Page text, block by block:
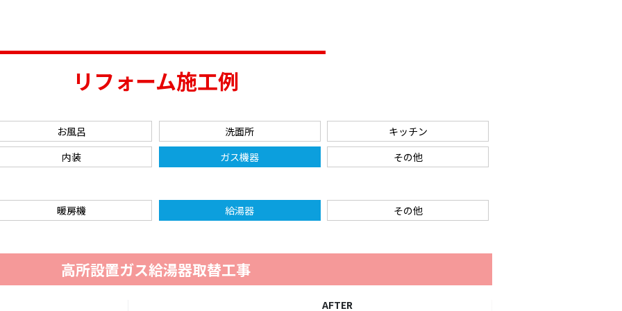
リフォーム施工例
お風呂 洗面所
キッチン
内装
ガス機器 その他
暖房機 給湯器 その他
高所設置ガス給湯器取替工事